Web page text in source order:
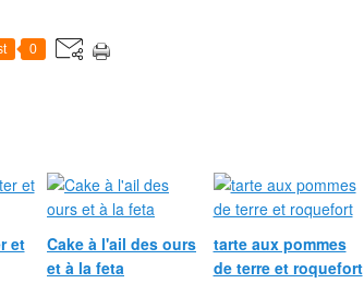
0
et
Cake à l'ail des ours
et à la feta
tarte aux pommes
de terre et roquefort